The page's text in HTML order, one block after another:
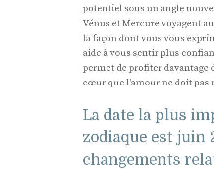
potentiel sous un angle
Vénus et Mercure voyagent
la façon dont vous vous
aide à vous sentir plus
permet de profiter davantage
cœur que l'amour ne doit pas
La date la plus
zodiaque est juin
changements